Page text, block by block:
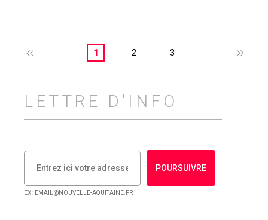
1 2 3
LETTRE D'INFO
POURSUIVRE
EX : EMAIL@NOUVELLE-AQUITAINE.FR